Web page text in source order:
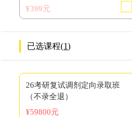
¥399元
已选课程(1)
26考研复试调剂定向录取班
（不录全退）
¥59800元